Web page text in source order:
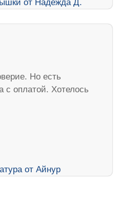
Но есть
с оплатой. Хотелось